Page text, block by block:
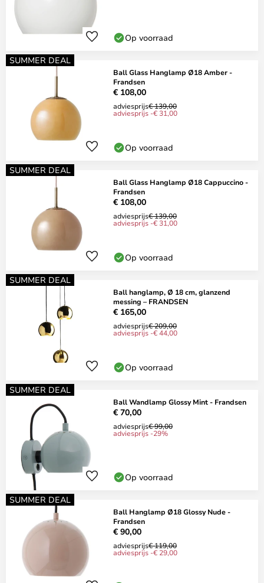
Op voorraad
SUMMER DEAL
Ball Glass Hanglamp Ø18 Amber -
Frandsen
€ 108,00
adviesprijs€ 139,00
adviesprijs -€ 31,00
Op voorraad
SUMMER DEAL
Ball Glass Hanglamp Ø18 Cappuccino -
Frandsen
€ 108,00
adviesprijs€ 139,00
adviesprijs -€ 31,00
Op voorraad
SUMMER DEAL
Ball hanglamp, Ø 18 cm, glanzend
messing – FRANDSEN
€ 165,00
adviesprijs€ 209,00
adviesprijs -€ 44,00
Op voorraad
SUMMER DEAL
Ball Wandlamp Glossy Mint - Frandsen
€ 70,00
adviesprijs€ 99,00
adviesprijs -29%
Op voorraad
SUMMER DEAL
Ball Hanglamp Ø18 Glossy Nude -
Frandsen
€ 90,00
adviesprijs€ 119,00
adviesprijs -€ 29,00